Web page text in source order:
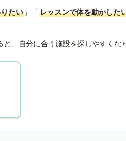
たい 」「レッスンで体を動かした
と、自分に合う施設を探しやすくな